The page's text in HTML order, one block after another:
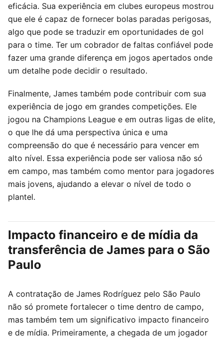
eficácia. Sua experiência em clubes europeus mostrou
que ele é capaz de fornecer bolas paradas perigosas,
algo que pode se traduzir em oportunidades de gol
para o time. Ter um cobrador de faltas confiável pode
fazer uma grande diferença em jogos apertados onde
um detalhe pode decidir o resultado.
Finalmente, James também pode contribuir com sua
experiência de jogo em grandes competições. Ele
jogou na Champions League e em outras ligas de elite,
o que lhe dá uma perspectiva única e uma
compreensão do que é necessário para vencer em
alto nível. Essa experiência pode ser valiosa não só
em campo, mas também como mentor para jogadores
mais jovens, ajudando a elevar o nível de todo o
plantel.
Impacto financeiro e de mídia da
transferência de James para o São
Paulo
A contratação de James Rodríguez pelo São Paulo
não só promete fortalecer o time dentro de campo,
mas também tem um significativo impacto financeiro
e de mídia. Primeiramente, a chegada de um jogador